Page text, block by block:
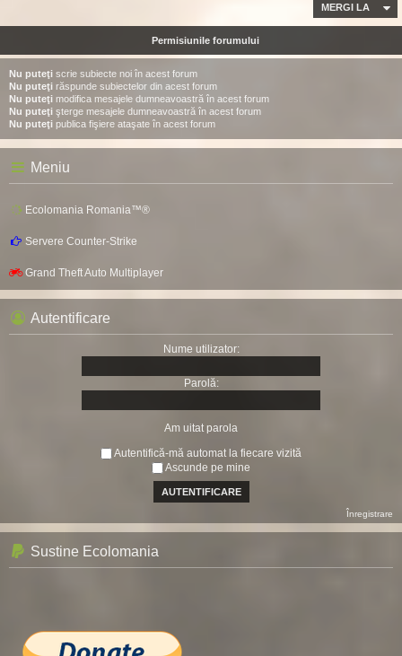
MERGI LA
Permisiunile forumului
Nu puteţi scrie subiecte noi în acest forum
Nu puteţi răspunde subiectelor din acest forum
Nu puteţi modifica mesajele dumneavoastră în acest forum
Nu puteţi şterge mesajele dumneavoastră în acest forum
Nu puteţi publica fişiere ataşate în acest forum
Meniu
Ecolomania Romania™®
Servere Counter-Strike
Grand Theft Auto Multiplayer
Autentificare
Nume utilizator:
Parolă:
Am uitat parola
Autentifică-mă automat la fiecare vizită
Ascunde pe mine
Înregistrare
Sustine Ecolomania